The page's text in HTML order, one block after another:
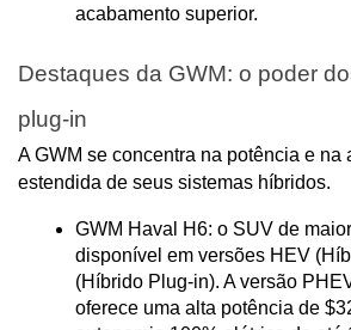
acabamento superior.
Destaques da GWM: o poder
plug-in
A GWM se concentra na potência e na
estendida de seus sistemas híbridos.
GWM Haval H6: o SUV de
disponível em versões HEV
(Híbrido Plug-in). A versão
oferece uma alta potência de